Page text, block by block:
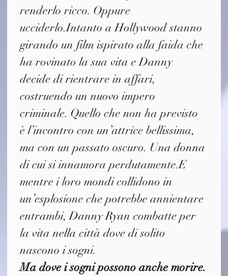
renderlo ricco. Oppure
ucciderlo.Intanto a Hollywood stanno
girando un film ispirato alla faida che
ha rovinato la sua vita e Danny
decide di rientrare in affari,
costruendo un nuovo impero
criminale. Quello che non ha previsto
è l’incontro con un’attrice bellissima,
ma con un passato oscuro. Una donna
di cui si innamora perdutamente.E
mentre i loro mondi collidono in
un’esplosione che potrebbe annientare
entrambi, Danny Ryan combatte per
la vita nella città dove di solito
nascono i sogni.
Ma dove i sogni possono anche morire.